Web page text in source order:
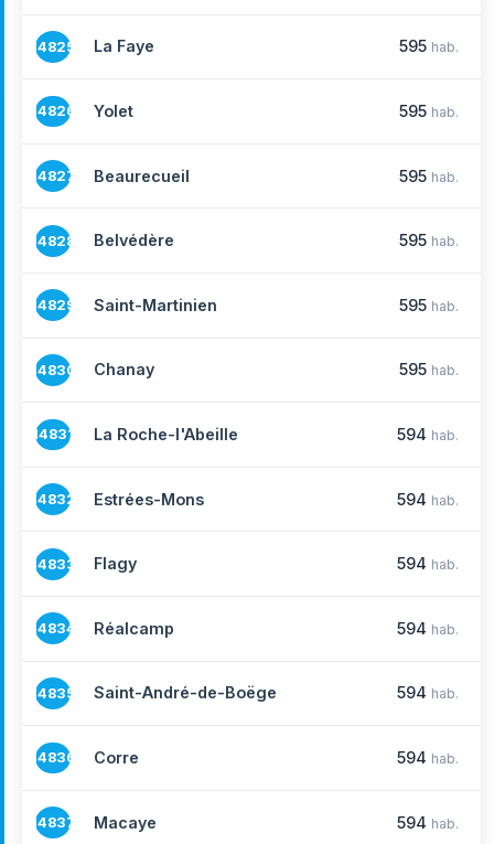
14825 La Faye 595 hab.
14826 Yolet 595 hab.
14827 Beaurecueil 595 hab.
14828 Belvédère 595 hab.
14829 Saint-Martinien 595 hab.
14830 Chanay 595 hab.
14831 La Roche-l'Abeille 594 hab.
14832 Estrées-Mons 594 hab.
14833 Flagy 594 hab.
14834 Réalcamp 594 hab.
14835 Saint-André-de-Boëge 594 hab.
14836 Corre 594 hab.
14837 Macaye 594 hab.